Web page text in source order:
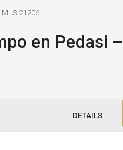
21206
en Pedasi
DETAILS